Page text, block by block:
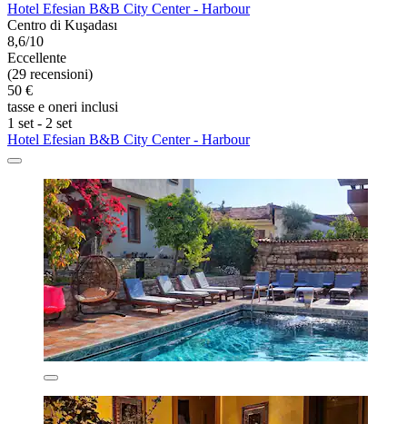
Hotel Efesian B&B City Center - Harbour
Centro di Kuşadası
8,6/10
Eccellente
(29 recensioni)
50 €
tasse e oneri inclusi
1 set - 2 set
Hotel Efesian B&B City Center - Harbour